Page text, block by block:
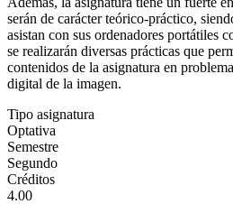
serán de carácter teórico-práctico,
asistan con sus ordenadores portátiles
se realizarán diversas prácticas que
contenidos de la asignatura en
digital de la imagen.
Tipo asignatura
Optativa
Semestre
Segundo
Créditos
4.00